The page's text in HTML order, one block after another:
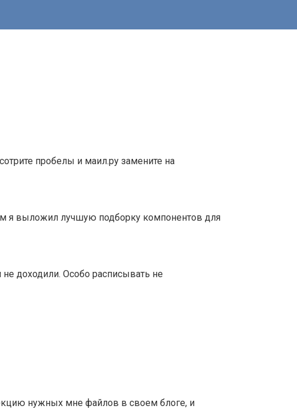
пробелы и маил.ру замените на
я выложил лучшую подборку компонентов для
не доходили. Особо расписывать не
нужных мне файлов в своем блоге, и